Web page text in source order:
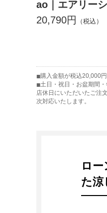
ao｜エアリー
20,790円
購入金額が税込20,000
土日・祝日・お盆期間
店休日にいただいたご注
次対応いたします。
ロ
た涼